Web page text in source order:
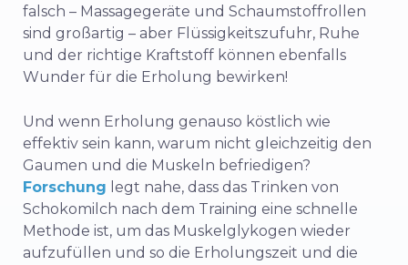
falsch – Massagegeräte und Schaumstoffrollen
sind großartig – aber Flüssigkeitszufuhr, Ruhe
und der richtige Kraftstoff können ebenfalls
Wunder für die Erholung bewirken!
Und wenn Erholung genauso köstlich wie
effektiv sein kann, warum nicht gleichzeitig den
Gaumen und die Muskeln befriedigen?
Forschung legt nahe, dass das Trinken von
Schokomilch nach dem Training eine schnelle
Methode ist, um das Muskelglykogen wieder
aufzufüllen und so die Erholungszeit und die